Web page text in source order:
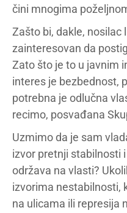
čini mnogima
Zašto bi, dakle, nosilac
zainteresovan da
Zato što je to u javnim
interes je bezbednost,
potrebna je odlučna
recimo, posvađana
Uzmimo da je sam
izvor pretnji stabilnosti
održava na vlasti?
izvorima nestabilnosti,
na ulicama ili represija